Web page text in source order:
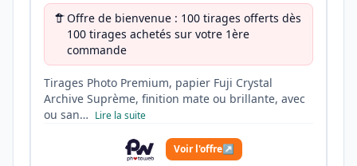
Offre de bienvenue : 100 tirages offerts dès
100 tirages achetés sur votre 1ère
commande
Tirages Photo Premium, papier Fuji Crystal
Archive Suprème, finition mate ou brillante, avec
ou san… Lire la suite
Voir l'offre↗